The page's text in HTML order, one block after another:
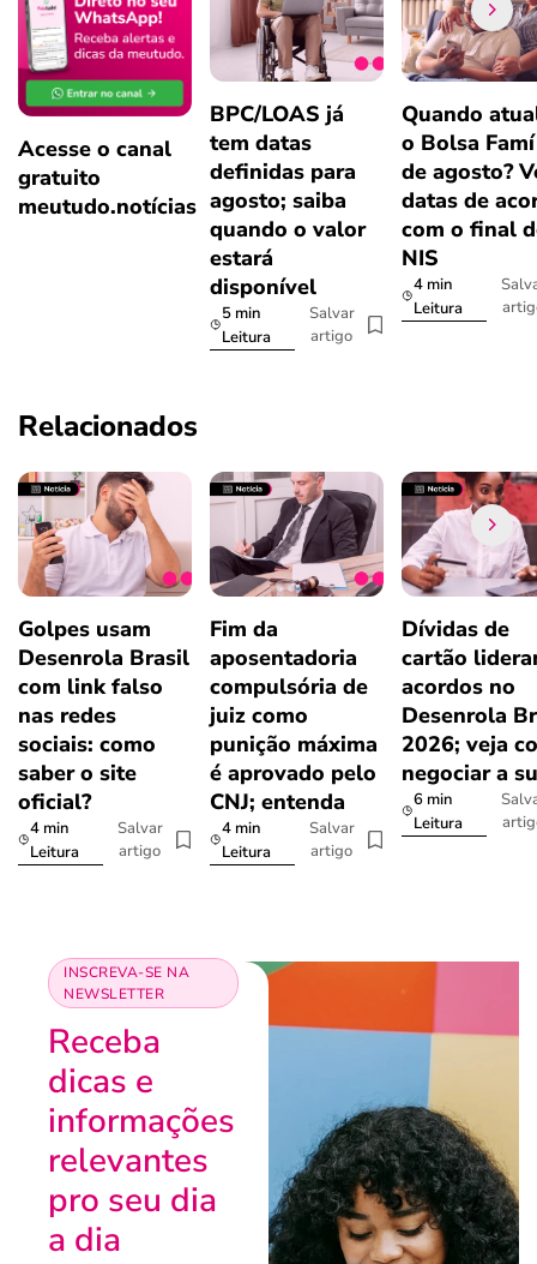
Acesse o canal
gratuito
meutudo.notícias
BPC/LOAS já
tem datas
definidas para
agosto; saiba
quando o valor
estará
disponível
5 min
Leitura
Salvar
artigo
Quando
o Bolsa
de agosto?
datas de
com o final
NIS
4 min
Leitura
Relacionados
Golpes usam
Desenrola Brasil
com link falso
nas redes
sociais: como
saber o site
oficial?
4 min
Leitura
Salvar
artigo
Fim da
aposentadoria
compulsória de
juiz como
punição máxima
é aprovado pelo
CNJ; entenda
4 min
Leitura
Salvar
artigo
Dívidas de
cartão
acordos no
Desenrola
2026; veja
negociar a
6 min
Leitura
INSCREVA-SE NA
NEWSLETTER
Receba
dicas e
informações
relevantes
pro seu dia
a dia